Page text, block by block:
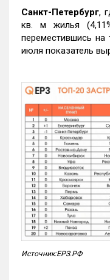
Санкт-Петербург,
кв. м жилья
переместившись
июля показатель
Источник:ЕРЗ.РФ